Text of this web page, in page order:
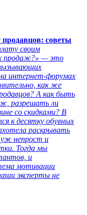
советы
своим
продаж?» — это
интернет-форумах
как же
А как быть
разрешать ли
со скидками? В
к десятку обувных
раскрывать
непрост и
Тогда мы
и
мотивации
эксперты не